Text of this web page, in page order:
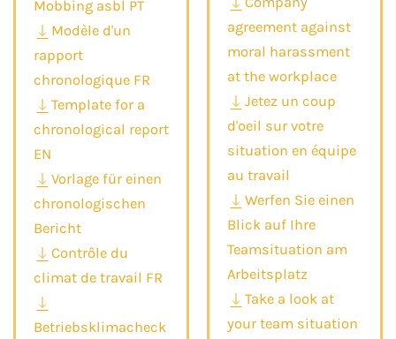
Mobbing asbl PT
Modèle d'un
rapport
chronologique FR
Template for a
chronological report
EN
Vorlage für einen
chronologischen
Bericht
Contrôle du
climat de travail FR
Betriebsklimacheck
agreement against
moral harassment
at the workplace
Jetez un coup
d'oeil sur votre
situation en équipe
au travail
Werfen Sie einen
Blick auf Ihre
Teamsituation am
Arbeitsplatz
Take a look at
your team situation